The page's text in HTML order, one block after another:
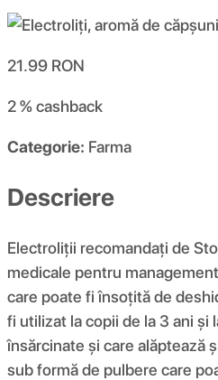
21.99 RON
2 %cashback
Categorie: Farma
Descriere
Electroliții recomandați de
medicale pentru
care poate fi însoțită de
fi utilizat la copii de la 3 ani și
însărcinate și care alăptează
sub formă de pulbere care